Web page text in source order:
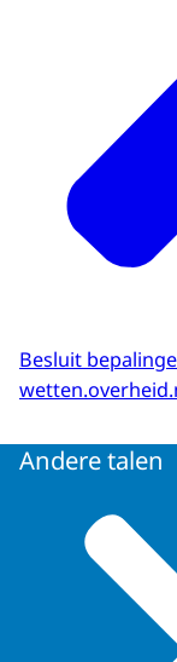
Besluit
Andere talen